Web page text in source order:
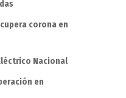
corona en
Nacional
en